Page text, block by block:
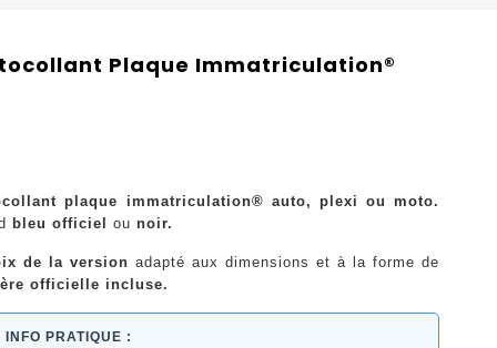
Plaque Immatriculation®
plaque immatriculation® auto, plexi ou moto.
bleu officiel ou noir.
de la version adapté aux dimensions et à la forme de
officielle incluse.
INFO PRATIQUE :